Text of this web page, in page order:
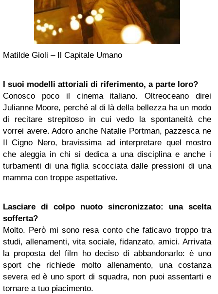
Matilde Gioli – Il Capitale Umano
I suoi modelli attoriali di riferimento, a parte loro?
Conosco poco il cinema italiano. Oltreoceano direi
Julianne Moore, perché al di là della bellezza ha un modo
di recitare strepitoso in cui vedo la spontaneità che
vorrei avere. Adoro anche Natalie Portman, pazzesca ne
Il Cigno Nero, bravissima ad interpretare quel mostro
che aleggia in chi si dedica a una disciplina e anche i
turbamenti di una figlia scocciata dalle pressioni di una
mamma con troppe aspettative.
Lasciare di colpo nuoto sincronizzato: una scelta
sofferta?
Molto. Però mi sono resa conto che faticavo troppo tra
studi, allenamenti, vita sociale, fidanzato, amici. Arrivata
la proposta del film ho deciso di abbandonarlo: è uno
sport che richiede molto allenamento, una costanza
severa ed è uno sport di squadra, non puoi assentarti e
tornare a tuo piacimento.